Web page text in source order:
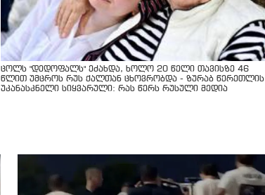
ცოლს "დედოფალს" ეძახდა, ხოლო 20 წელი თავისზე 46
წლით უმცროს რუს ქალთან ცხოვრობდა - ზურაბ წერეთლის
უკანასკნელი სიყვარული: რას წერს რუსული მედია